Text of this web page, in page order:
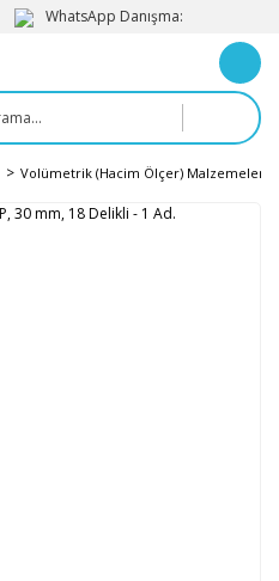
WhatsApp Danışma:
Volümetrik (Hacim Ölçer) Malzemeler